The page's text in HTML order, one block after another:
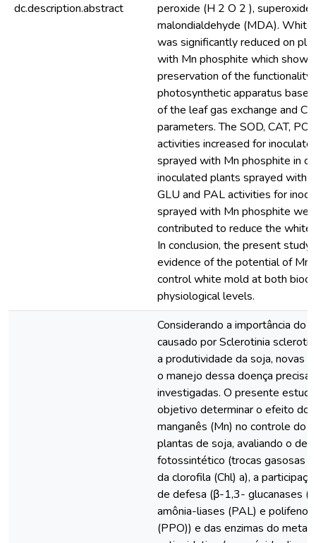
dc.description.abstract
peroxide (H 2 O 2 ), superoxide
malondialdehyde (MDA).
was significantly reduced on
with Mn phosphite which
preservation of the functionality
photosynthetic apparatus
of the leaf gas exchange and
parameters. The SOD, CAT,
activities increased for
sprayed with Mn phosphite in
inoculated plants sprayed with
GLU and PAL activities for
sprayed with Mn phosphite
contributed to reduce the white
In conclusion, the present study
evidence of the potential of Mn
control white mold at both
physiological levels.
Considerando a importância do
causado por Sclerotinia
a produtividade da soja, novas
o manejo dessa doença
investigadas. O presente
objetivo determinar o efeito do
manganês (Mn) no controle do
plantas de soja, avaliando o
fotossintético (trocas gasosas
da clorofila (Chl) a), a
de defesa (β-1,3- glucanases
amônia-liases (PAL) e
(PPO)) e das enzimas do